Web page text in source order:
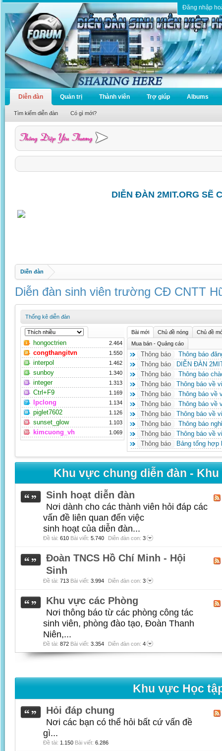
Đăng nhập
Diễn đàn
Tìm kiếm diễn đàn Có gì mới?
Quản trị Thành viên Trợ giúp Albums
DIỄN ĐÀN 2MIT.ORG SẼ
Diễn đàn
Diễn đàn sinh viên trường CĐ CNTT
Thống kê diễn đàn
hongoctrien 2.464
congthangitvn 1.550
interpol 1.462
sunboy 1.340
integer 1.313
Ctrl+F9 1.169
lpclong 1.134
piglet7602 1.126
sunset_glow 1.103
kimcuong_vh 1.069
Bài mới Chủ đề nóng
Chủ đề
Mua bán - Quảng cáo
Thông báo
Thông báo
Thông báo
DIỄN ĐÀN
Thông báo
Thông báo
Thông báo
Thông báo về
Thông báo
Thông báo về
Thông báo
Thông báo về
Thông báo
Thông báo về
Thông báo
Thông báo
Thông báo
Thông báo về
Thông báo
Bảng tổng hợp
Khu vực chung diễn đàn -
Sinh hoạt diễn đàn
Nơi dành cho các thành viên hỏi đáp các
vấn đề liên quan đến việc
sinh hoạt của diễn đàn...
Đề tài: 610 Bài viết: 5.740 Diễn đàn con: 3
Đoàn TNCS Hồ Chí Minh - Hội
Sinh
Đề tài: 713 Bài viết: 3.994 Diễn đàn con: 3
Khu vực các Phòng
Nơi thông báo từ các phòng công tác
sinh viên, phòng đào tạo, Đoàn Thanh
Niên,...
Đề tài: 872 Bài viết: 3.354 Diễn đàn con: 4
Khu vực Học
Hỏi đáp chung
Nơi các bạn có thể hỏi bất cứ vấn đề
gì...
Đề tài: 1.150 Bài viết: 6.286